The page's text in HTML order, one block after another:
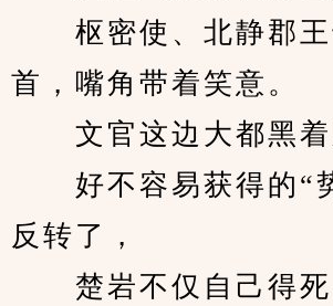
枢密使、北静郡王
首，嘴角带着笑意。
文官这边大都黑着
好不容易获得的“
反转了，
楚岩不仅自己得死